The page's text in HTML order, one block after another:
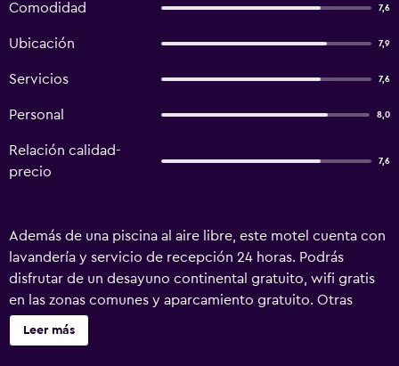
Comodidad 7,6
Ubicación 7,9
Servicios 7,6
Personal 8,0
Relación calidad-
precio
7,6
Además de una piscina al aire libre, este motel cuenta con
lavandería y servicio de recepción 24 horas. Podrás
disfrutar de un desayuno continental gratuito, wifi gratis
en las zonas comunes y aparcamiento gratuito. Otras
instalaciones incluyen asistencia turística y para la compra
de entradas y una máquina expendedora. Americas Best
Leer más